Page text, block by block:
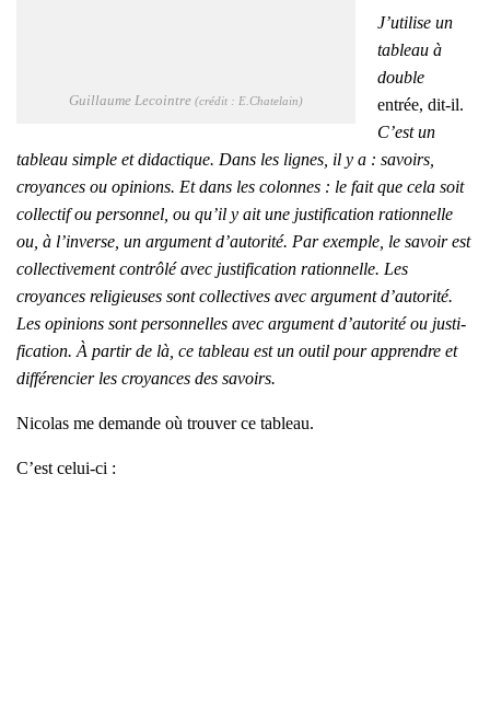
Guillaume Lecointre (cré­dit : E.Chatelain)
J’utilise un
tableau à
double
entrée, dit-il.
C’est un
tableau simple et didac­tique. Dans les lignes, il y a : savoirs,
croyances ou opi­nions. Et dans les colonnes : le fait que cela soit
col­lec­tif ou per­son­nel, ou qu’il y ait une jus­ti­fi­ca­tion ration­nelle
ou, à l’inverse, un argu­ment d’autorité. Par exemple, le savoir est
col­lec­ti­ve­ment contrô­lé avec jus­ti­fi­ca­tion ration­nelle. Les
croyances reli­gieuses sont col­lec­tives avec argu­ment d’autorité.
Les opi­nions sont per­son­nelles avec argu­ment d’autorité ou jus­ti­
fi­ca­tion. À par­tir de là, ce tableau est un outil pour apprendre et
dif­fé­ren­cier les croyances des savoirs.
Nico­las me demande où trou­ver ce tableau.
C’est celui-ci :